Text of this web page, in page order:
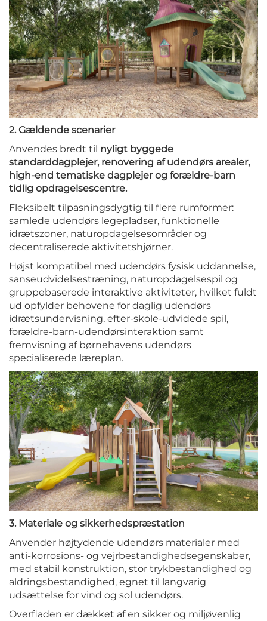
2. Gældende scenarier
Anvendes bredt til nyligt byggede
standarddagplejer, renovering af udendørs arealer,
high-end tematiske dagplejer og forældre-barn
tidlig opdragelsescentre.
Fleksibelt tilpasningsdygtig til flere rumformer:
samlede udendørs legepladser, funktionelle
idrætszoner, naturopdagelsesområder og
decentraliserede aktivitetshjørner.
Højst kompatibel med udendørs fysisk uddannelse,
sanseudvidelsestræning, naturopdagelsespil og
gruppebaserede interaktive aktiviteter, hvilket fuldt
ud opfylder behovene for daglig udendørs
idrætsundervisning, efter-skole-udvidede spil,
forældre-barn-udendørsinteraktion samt
fremvisning af børnehavens udendørs
specialiserede læreplan.
3. Materiale og sikkerhedspræstation
Anvender højtydende udendørs materialer med
anti-korrosions- og vejrbestandighedsegenskaber,
med stabil konstruktion, stor trykbestandighed og
aldringsbestandighed, egnet til langvarig
udsættelse for vind og sol udendørs.
Overfladen er dækket af en sikker og miljøvenlig